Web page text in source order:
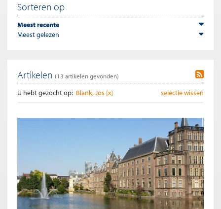
Sorteren op
Meest recente
Meest gelezen
Artikelen (13 artikelen gevonden)
U hebt gezocht op: selectie wissen
Blank, Jos [x]